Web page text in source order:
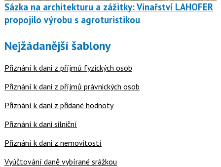
Sázka na architekturu a zážitky: Vinařství LAHOFER
propojilo výrobu s agroturistikou
Nejžádanější šablony
Přiznání k dani z příjmů fyzických osob
Přiznání k dani z příjmů právnických osob
Přiznání k dani z přidané hodnoty
Přiznání k dani silniční
Přiznání k dani z nemovitostí
Vyúčtování daně vybírané srážkou